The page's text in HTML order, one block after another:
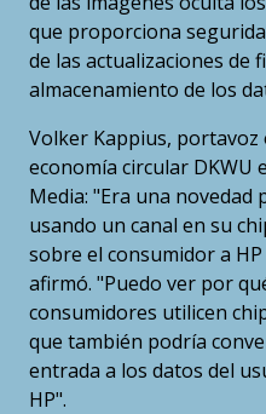
que proporciona
de las actualizaciones de
almacenamiento de los
Volker Kappius, portavoz
economía circular DKWU
Media: "Era una novedad
usando un canal en su
sobre el consumidor a
afirmó. "Puedo ver por
consumidores utilicen
que también podría
entrada a los datos del
HP".